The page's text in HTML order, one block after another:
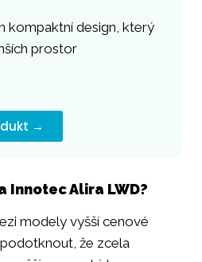
kompaktní design, který
prostor
→
Innotec Alira LWD?
modely vyšší cenové
že zcela